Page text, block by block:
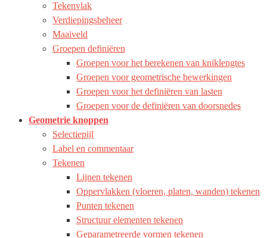
Tekenvlak
Verdiepingsbeheer
Maaiveld
Groepen definiëren
Groepen voor het berekenen van kniklengtes
Groepen voor geometrische bewerkingen
Groepen voor het definiëren van lasten
Groepen voor de definiëren van doorsnedes
Geometrie knoppen
Selectiepijl
Label en commentaar
Tekenen
Lijnen tekenen
Oppervlakken (vloeren, platen, wanden) tekenen
Punten tekenen
Structuur elementen tekenen
Geparametreerde vormen tekenen